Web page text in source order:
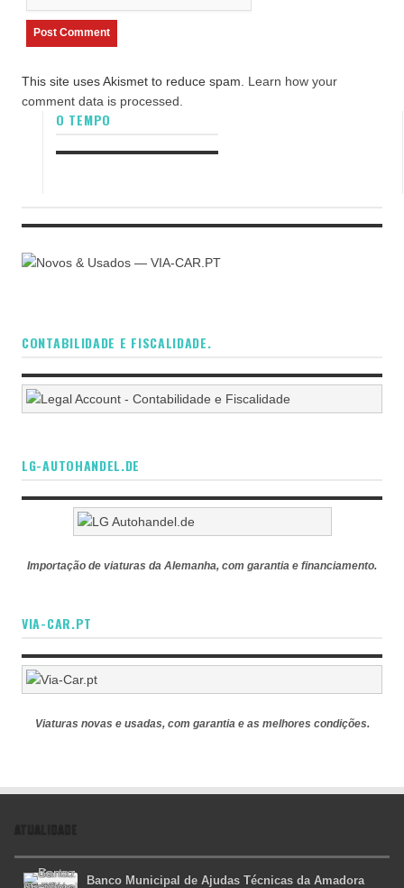
This site uses Akismet to reduce spam. Learn how your
comment data is processed.
O TEMPO
CONTABILIDADE E FISCALIDADE.
LG-AUTOHANDEL.DE
Importação de viaturas da Alemanha, com garantia e financiamento.
VIA-CAR.PT
Viaturas novas e usadas, com garantia e as melhores condições.
ATUALIDADE
Banco Municipal de Ajudas Técnicas da Amadora